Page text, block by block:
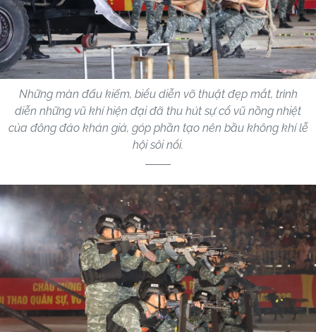
Những màn đấu kiếm, biểu diễn võ thuật đẹp mắt, trình
diễn những vũ khí hiện đại đã thu hút sự cổ vũ nồng nhiệt
của đông đảo khán giả, góp phần tạo nên bầu không khí lễ
hội sôi nổi.